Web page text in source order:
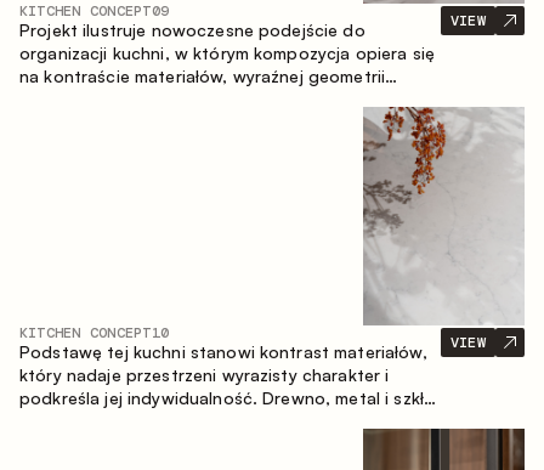
KITCHEN CONCEPT09
Projekt ilustruje nowoczesne podejście do
organizacji kuchni, w którym kompozycja opiera się
na kontraście materiałów, wyraźnej geometrii
stref przechowywania. Układ prosty z wyspą
buduje logiczną strukturę przestrzeni oraz tworzy
wygodną oś komunikacyjną między strefami
VIEW
KITCHEN CONCEPT10
Podstawę tej kuchni stanowi kontrast materiałów,
który nadaje przestrzeni wyrazisty charakter i
podkreśla jej indywidualność. Drewno, metal i szkło
VIEW